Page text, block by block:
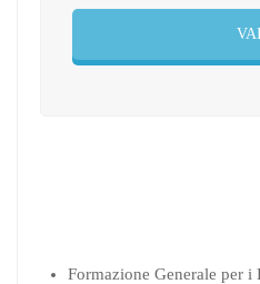
VAI
Formazione Generale per